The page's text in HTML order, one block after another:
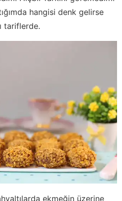
hangisi denk gelirse
tariflerde.
ekmeğin üzerine